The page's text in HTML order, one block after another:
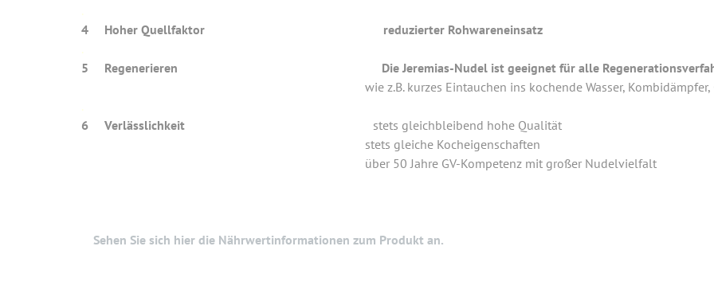
.
4 Hoher Quellfaktor reduzierter Rohwareneinsatz
.
5 Regenerieren Die Jeremias-Nudel ist geeignet für alle Regenerationsverfahren in
wie z.B. kurzes Eintauchen ins kochende Wasser, Kombidämpfer,
.
6 Verlässlichkeit stets gleichbleibend hohe Qualität
stets gleiche Kocheigenschaften
über 50 Jahre GV-Kompetenz mit großer Nudelvielfalt
Sehen Sie sich hier die Nährwertinformationen zum Produkt an.